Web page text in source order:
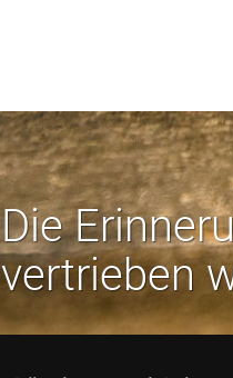
Die
vertrieben